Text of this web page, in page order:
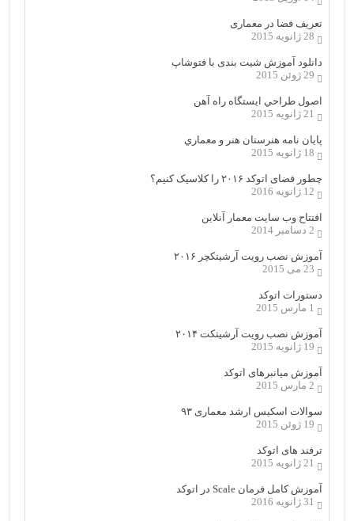
تعریف فضا در معماری
28 ژانویه 2015
دانلود آموزش شیت بندی با فتوشاپ
29 ژوئن 2015
اصول طراحي ایستگاه راه آهن
21 ژانویه 2015
پایان نامه هنرستان هنر و معماري
18 ژانویه 2015
چطور فضای اتوکد ۲۰۱۶ را کلاسیک کنیم؟
12 ژانویه 2016
افتتاح وب سایت معمار آنلاین
2 دسامبر 2014
آموزش نصب رویت آرشیتکچر ۲۰۱۶
23 می 2015
دستورات اتوکد
1 مارس 2015
آموزش نصب رویت آرشیتکت ۲۰۱۴
19 ژانویه 2015
آموزش میانبرهای اتوکد
2 مارس 2015
سوالات اسکیس ارشد معماری ۹۳
19 ژوئن 2015
ترفند های اتوکد
21 ژانویه 2015
آموزش کامل فرمان Scale در اتوکد
31 ژانویه 2016